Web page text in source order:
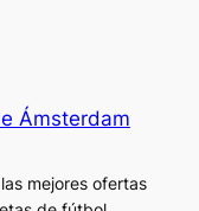
Ámsterdam
mejores ofertas